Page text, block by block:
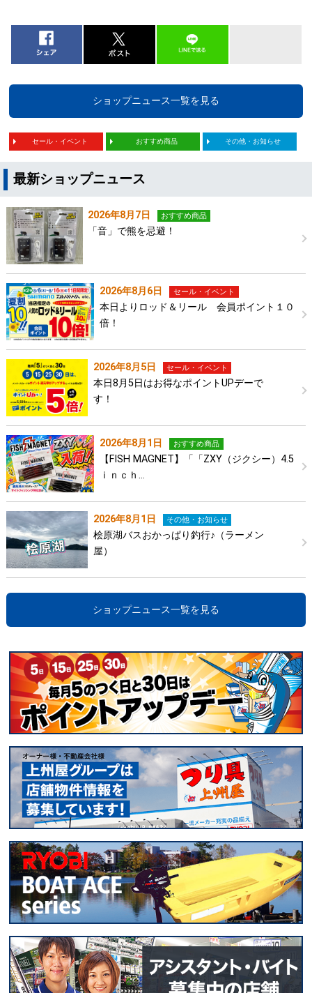
ショップニュース一覧を見る
セール・イベント おすすめ商品 その他・お知らせ
最新ショップニュース
2026年8月7日 おすすめ商品
「音」で熊を忌避！
2026年8月6日 セール・イベント
本日よりロッド＆リール 会員ポイント１０
倍！
2026年8月5日 セール・イベント
本日8月5日はお得なポイントUPデーで
す！
2026年8月1日 おすすめ商品
【FISH MAGNET】「「ZXY（ジクシー）4.5
ｉｎｃｈ…
2026年8月1日 その他・お知らせ
桧原湖バスおかっぱり釣行♪（ラーメン
屋）
ショップニュース一覧を見る